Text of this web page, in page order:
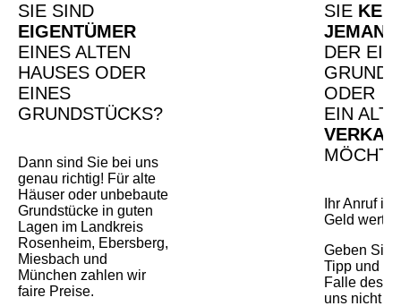
SIE SIND
EIGENTÜMER
EINES ALTEN
HAUSES ODER
EINES
GRUNDSTÜCKS?
Dann sind Sie bei uns
genau richtig! Für alte
Häuser oder unbebaute
Grundstücke in guten
Lagen im Landkreis
Rosenheim, Ebersberg,
Miesbach und
München zahlen wir
faire Preise.
SIE
DER EIN
ODER
EIN
Ihr Anruf
Geld wert!
Geben Sie
Tipp und
Falle des
uns nicht